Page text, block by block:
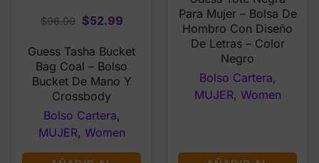
$96.00
Original
was:
$96.00.
$52.99Current
is:
$52.99.
Guess Tasha Bucket
Bag Coal – Bolso
Bucket De Mano Y
Crossbody
Bolso Cartera,
MUJER, Women
$135.00.
Para Mujer – Bolsa De
Hombro Con Diseño
De Letras – Color
Negro
Bolso Cartera,
MUJER, Women